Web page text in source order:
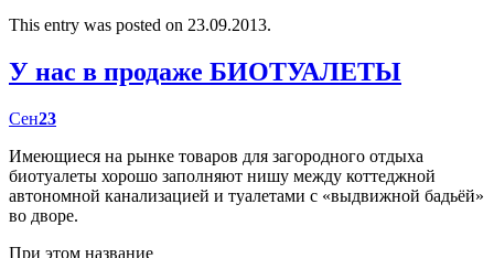
This entry was posted on 23.09.2013.
У нас в продаже БИОТУАЛЕТЫ
Сен23
Имеющиеся на рынке товаров для загородного отдыха
биотуалеты хорошо заполняют нишу между коттеджной
автономной канализацией и туалетами с «выдвижной бадьёй»
во дворе.
При этом название